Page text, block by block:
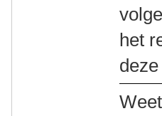
het